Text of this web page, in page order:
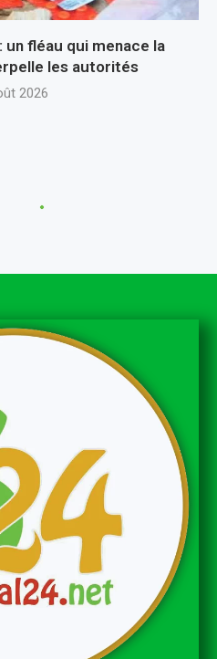
un fléau qui menace la
les autorités
2026